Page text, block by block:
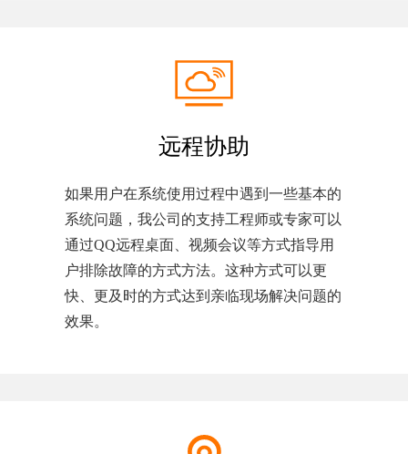
远程协助
如果用户在系统使用过程中遇到一些基本的
系统问题，我公司的支持工程师或专家可以
通过QQ远程桌面、视频会议等方式指导用
户排除故障的方式方法。这种方式可以更
快、更及时的方式达到亲临现场解决问题的
效果。